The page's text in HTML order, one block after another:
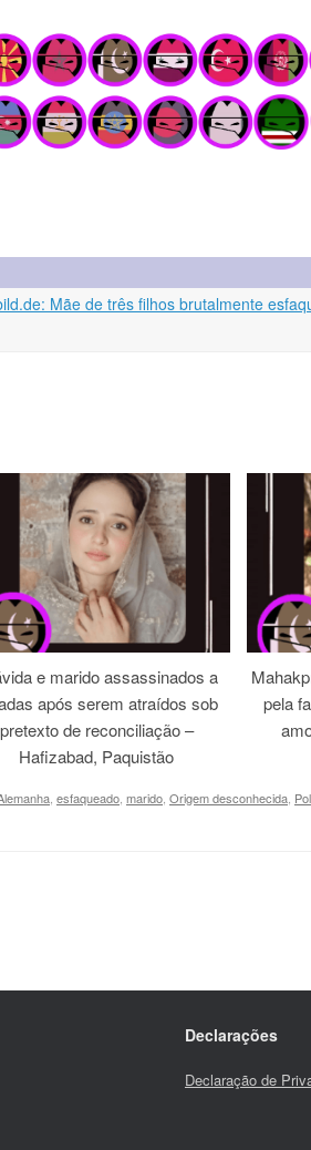
Mãe de três filhos brutalmente
e marido assassinados a
após serem atraídos sob
pretexto de reconciliação –
Hafizabad, Paquistão
pela
esfaqueado marido Origem desconhecida
Declarações
Declaração de